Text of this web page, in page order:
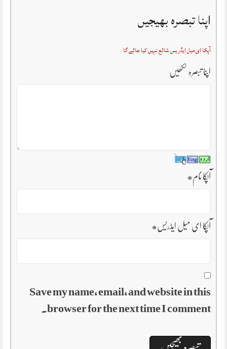
اپنا تبصرہ بھیجیں
آپکا ای میل ایڈریس شائع نہیں کیا جائے گا
اپنا تبصرہ لکھیں
آپکا نام*
آپکا ای میل ایڈریس*
Save my name, email, and website in this
browser for the next time I comment.